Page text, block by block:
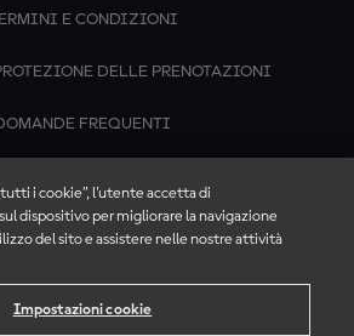
E CONDIZIONI
DELLE PRENOTAZIONI
FREQUENTI
i cookie”, l'utente accetta di
dispositivo per migliorare la navigazione
del sito e assistere nelle nostre attività
Impostazioni cookie